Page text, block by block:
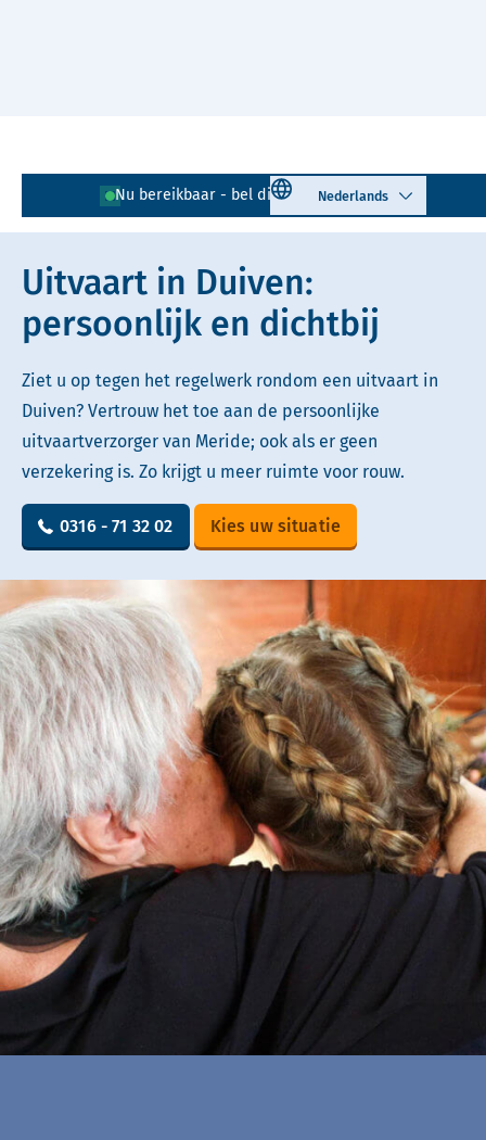
Nu bereikbaar - bel direct! 0316 - 71 32 02
Select language
Lees voor Uitleg woorden
Simpele tekst
Uitvaart in Duiven:
persoonlijk en dichtbij
Ziet u op tegen het regelwerk rondom een uitvaart in
Duiven? Vertrouw het toe aan de persoonlijke
uitvaartverzorger van Meride; ook als er geen
verzekering is. Zo krijgt u meer ruimte voor rouw.
0316 - 71 32 02 Kies uw situatie